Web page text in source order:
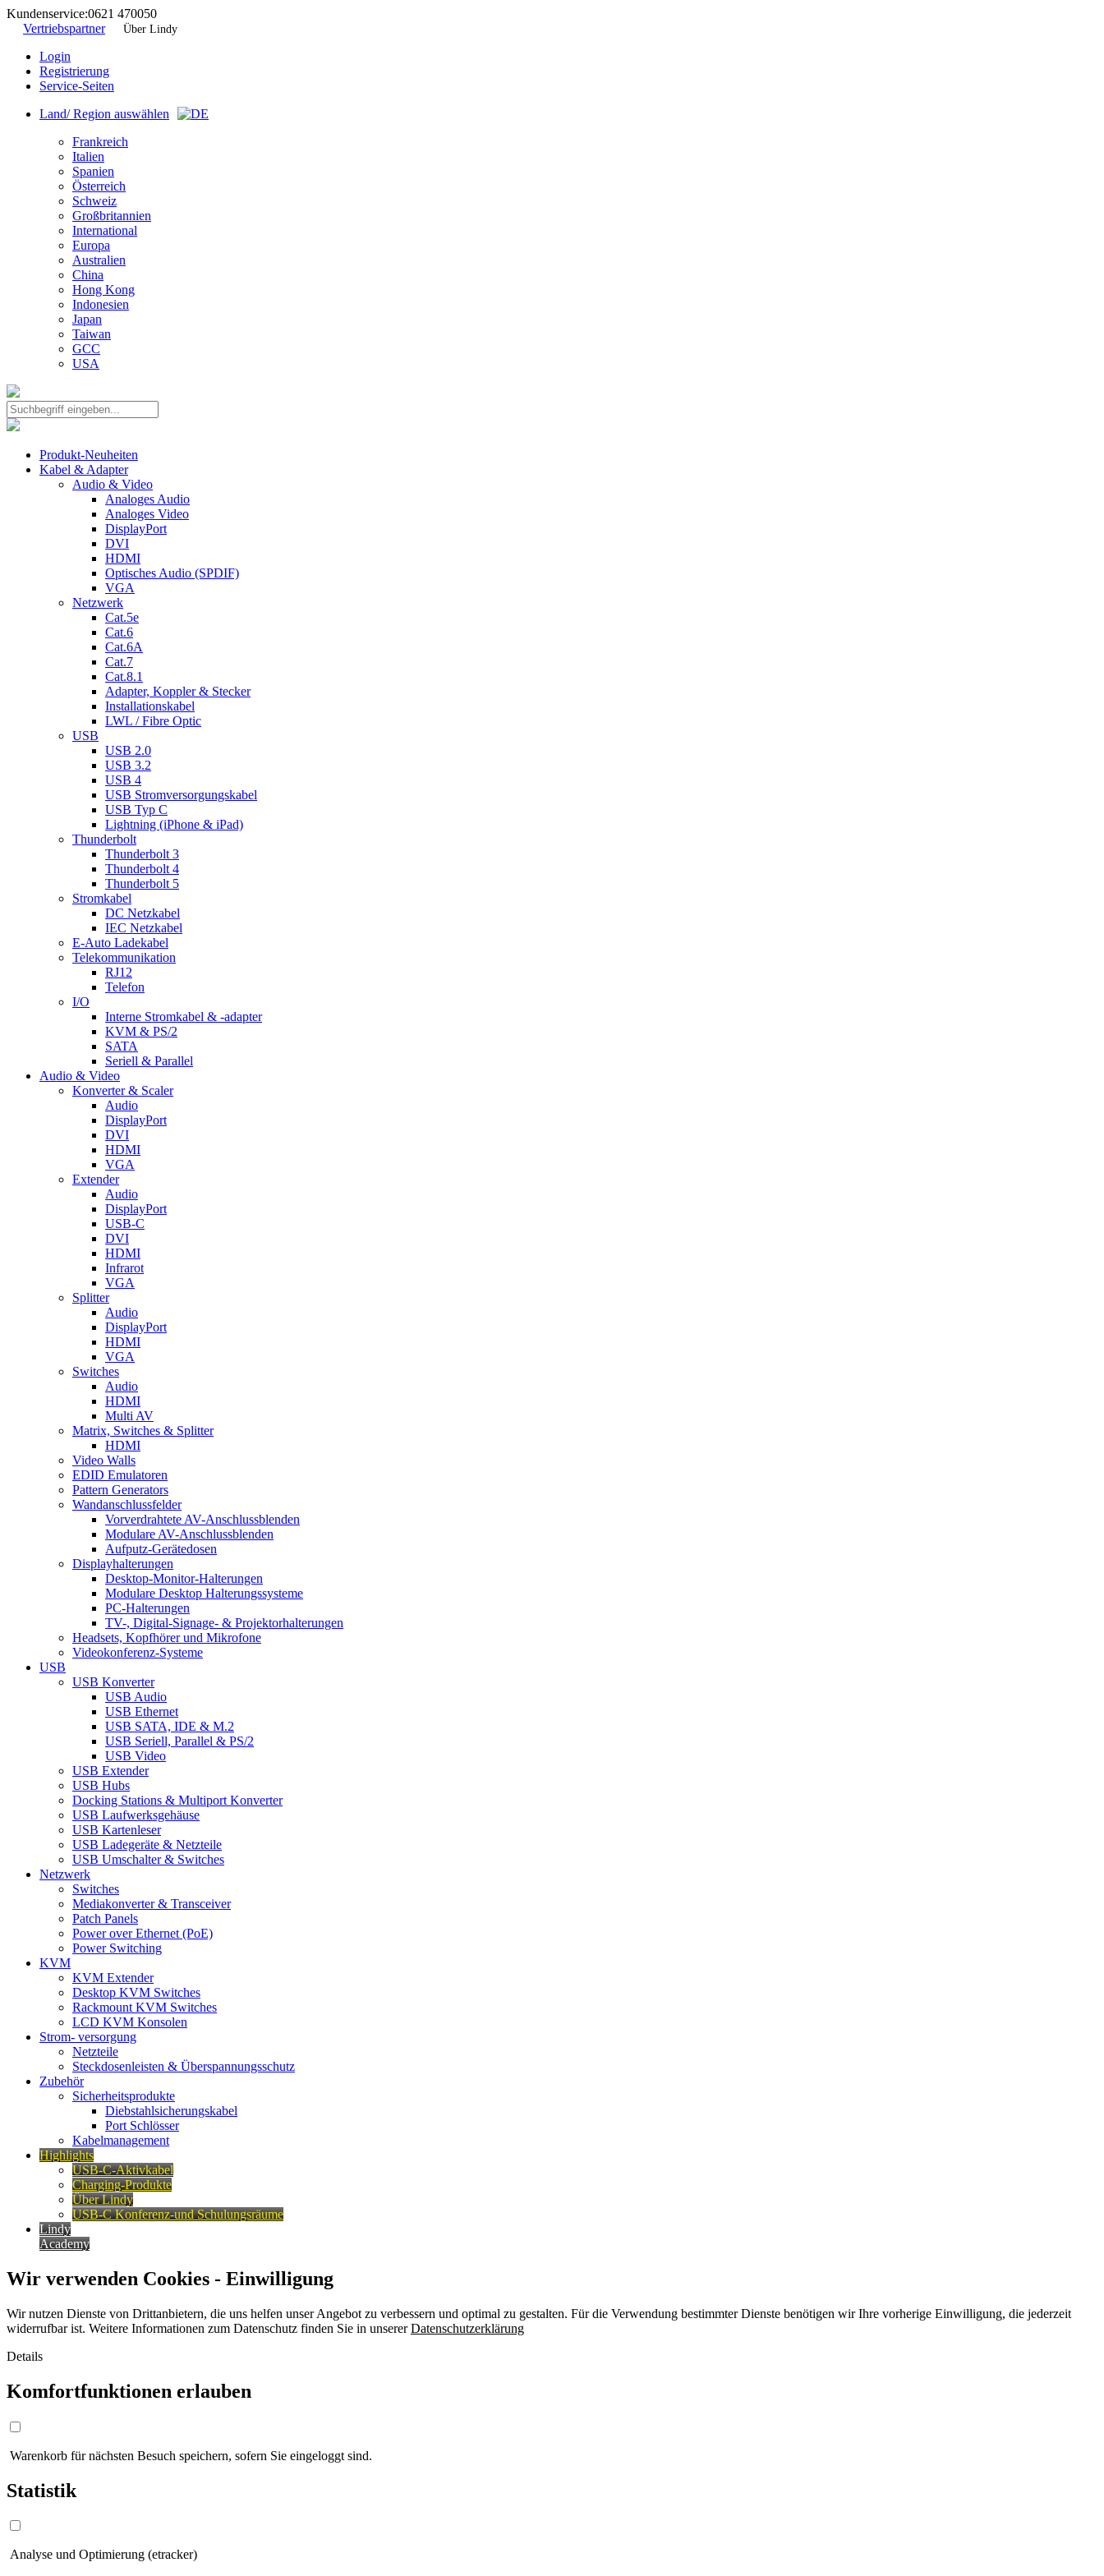
Kundenservice:0621 470050
Vertriebspartner
Über Lindy
Login
Registrierung
Service-Seiten
Land/ Region auswählen
Frankreich
Italien
Spanien
Österreich
Schweiz
Großbritannien
International
Europa
Australien
China
Hong Kong
Indonesien
Japan
Taiwan
GCC
USA
Produkt-Neuheiten
Kabel & Adapter
Audio & Video
Analoges Audio
Analoges Video
DisplayPort
DVI
HDMI
Optisches Audio (SPDIF)
VGA
Netzwerk
Cat.5e
Cat.6
Cat.6A
Cat.7
Cat.8.1
Adapter, Koppler & Stecker
Installationskabel
LWL / Fibre Optic
USB
USB 2.0
USB 3.2
USB 4
USB Stromversorgungskabel
USB Typ C
Lightning (iPhone & iPad)
Thunderbolt
Thunderbolt 3
Thunderbolt 4
Thunderbolt 5
Stromkabel
DC Netzkabel
IEC Netzkabel
E-Auto Ladekabel
Telekommunikation
RJ12
Telefon
I/O
Interne Stromkabel & -adapter
KVM & PS/2
SATA
Seriell & Parallel
Audio & Video
Konverter & Scaler
Audio
DisplayPort
DVI
HDMI
VGA
Extender
Audio
DisplayPort
USB-C
DVI
HDMI
Infrarot
VGA
Splitter
Audio
DisplayPort
HDMI
VGA
Switches
Audio
HDMI
Multi AV
Matrix, Switches & Splitter
HDMI
Video Walls
EDID Emulatoren
Pattern Generators
Wandanschlussfelder
Vorverdrahtete AV-Anschlussblenden
Modulare AV-Anschlussblenden
Aufputz-Gerätedosen
Displayhalterungen
Desktop-Monitor-Halterungen
Modulare Desktop Halterungssysteme
PC-Halterungen
TV-, Digital-Signage- & Projektorhalterungen
Headsets, Kopfhörer und Mikrofone
Videokonferenz-Systeme
USB
USB Konverter
USB Audio
USB Ethernet
USB SATA, IDE & M.2
USB Seriell, Parallel & PS/2
USB Video
USB Extender
USB Hubs
Docking Stations & Multiport Konverter
USB Laufwerksgehäuse
USB Kartenleser
USB Ladegeräte & Netzteile
USB Umschalter & Switches
Netzwerk
Switches
Mediakonverter & Transceiver
Patch Panels
Power over Ethernet (PoE)
Power Switching
KVM
KVM Extender
Desktop KVM Switches
Rackmount KVM Switches
LCD KVM Konsolen
Strom- versorgung
Netzteile
Steckdosenleisten & Überspannungsschutz
Zubehör
Sicherheitsprodukte
Diebstahlsicherungskabel
Port Schlösser
Kabelmanagement
Highlights
USB-C-Aktivkabel
Charging-Produkte
Über Lindy
USB-C Konferenz-und Schulungsräume
Lindy
Academy
Wir verwenden Cookies - Einwilligung
Wir nutzen Dienste von Drittanbietern, die uns helfen unser Angebot zu verbessern und optimal zu gestalten. Für die Verwendung bestimmter Dienste benötigen wir Ihre vorherige Einwilligung, die jederzeit
widerrufbar ist. Weitere Informationen zum Datenschutz finden Sie in unsererDatenschutzerklärung
Details
Komfortfunktionen erlauben
Warenkorb für nächsten Besuch speichern, sofern Sie eingeloggt sind.
Statistik
Analyse und Optimierung (etracker)